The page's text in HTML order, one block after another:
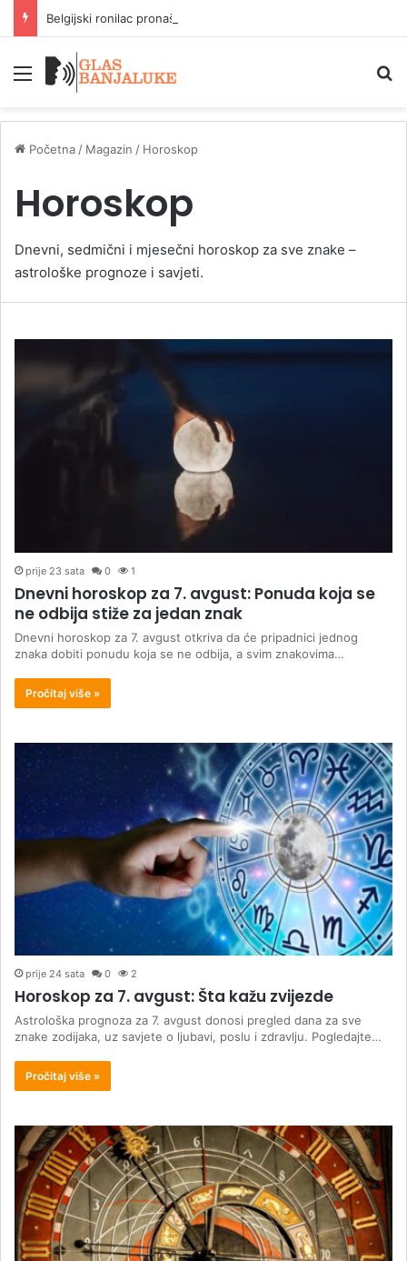
Belgijski ronilac pronašao flašu Ginis piva kod Dovera
Meni
Početna / Magazin / Horoskop
Horoskop
Dnevni, sedmični i mjesečni horoskop za sve znake –
astrološke prognoze i savjeti.
prije 23 sata 0 1
Dnevni horoskop za 7. avgust: Ponuda koja se
ne odbija stiže za jedan znak
Dnevni horoskop za 7. avgust otkriva da će pripadnici jednog
znaka dobiti ponudu koja se ne odbija, a svim znakovima…
Pročitaj više »
prije 24 sata 0 2
Horoskop za 7. avgust: Šta kažu zvijezde
Astrološka prognoza za 7. avgust donosi pregled dana za sve
znake zodijaka, uz savjete o ljubavi, poslu i zdravlju. Pogledajte…
Pročitaj više »